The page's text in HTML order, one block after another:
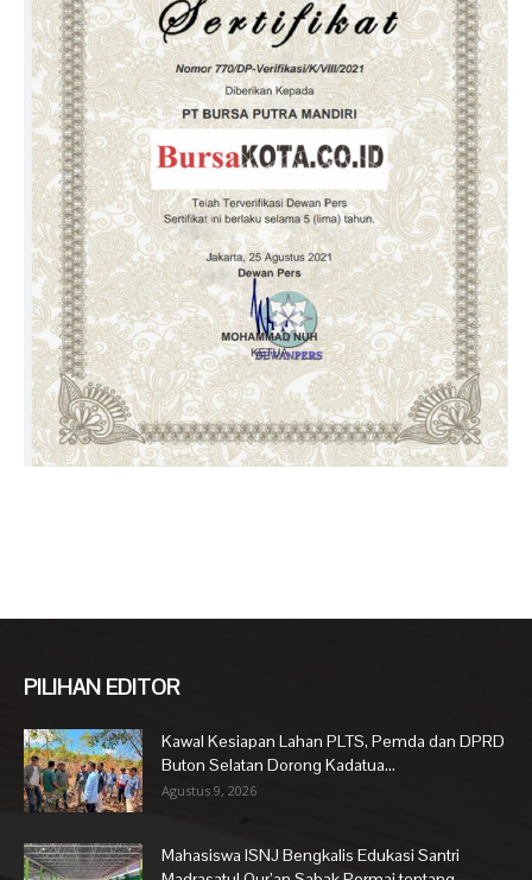
PILIHAN EDITOR
Kawal Kesiapan Lahan PLTS, Pemda dan DPRD
Buton Selatan Dorong Kadatua...
Agustus 9, 2026
Mahasiswa ISNJ Bengkalis Edukasi Santri